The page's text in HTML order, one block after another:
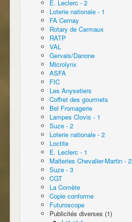
E. Leclerc - 2
Loterie nationale - 1
FA Cernay
Rotary de Carmaux
RATP
VAL
Gervais/Danone
Microlynx
ASFA
FIC
Les Anysetiers
Coffret des gourmets
Bel Fromagerie
Lampes Clovis - 1
Suze - 2
Loterie nationale - 2
Loctite
E. Leclerc - 1
Malteries Chevalier-Martin - 2
Suze - 3
CGT
La Comète
Copie conforme
Futuroscope
Publicités diverses (1)